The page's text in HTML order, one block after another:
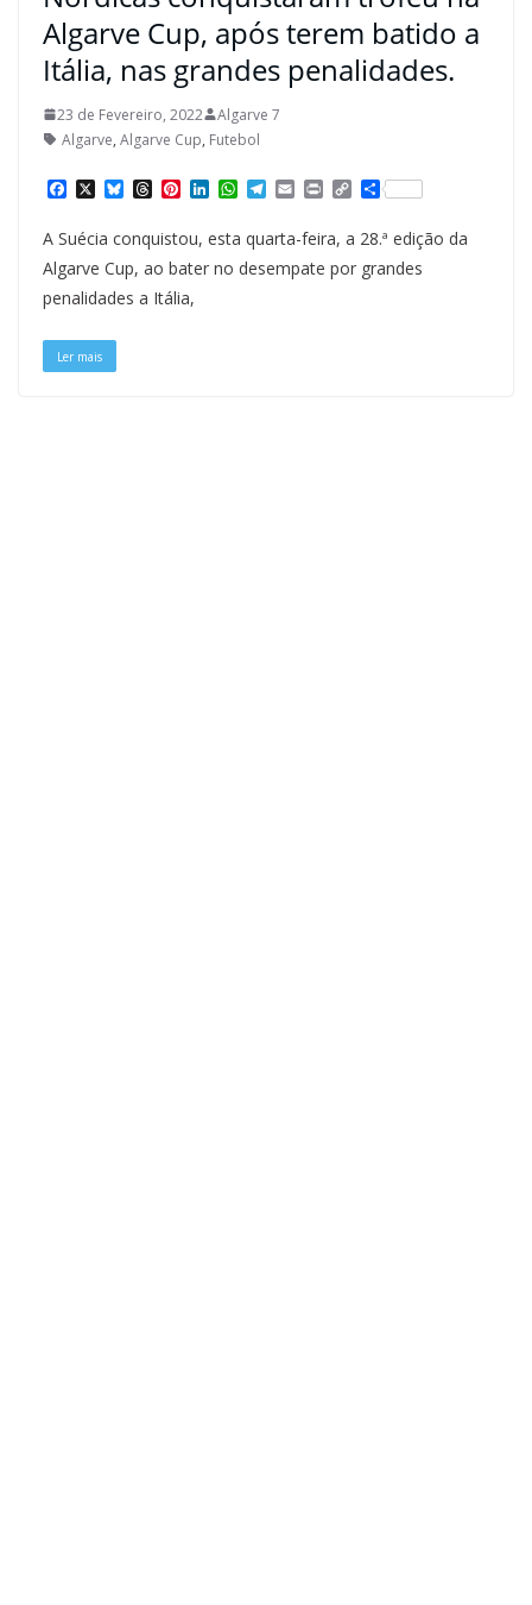
Algarve Cup, após terem batido a
Itália, nas grandes penalidades.
23 de Fevereiro, 2022
Algarve 7
Algarve, Algarve Cup, Futebol
a
e
b
o
o
X B
e
s
k
y
T
h
e
a
d
s
P
t
e
r
e
L
k
e
d
W
h
t
s
A
T
e
e
g
r
E
m
a
i
l
P
n
t
C
o
p
y
L
i
S
h
a
r
e
A Suécia conquistou, esta quarta-feira, a 28.ª edição da
Algarve Cup, ao bater no desempate por grandes
penalidades a Itália,
Ler mais